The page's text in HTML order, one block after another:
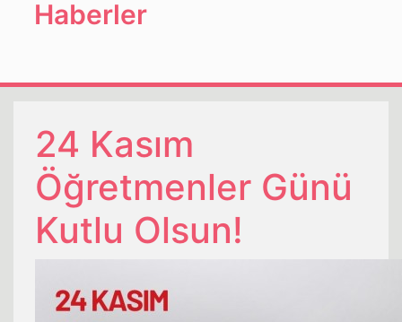
Haberler
24 Kasım
Öğretmenler Günü
Kutlu Olsun!